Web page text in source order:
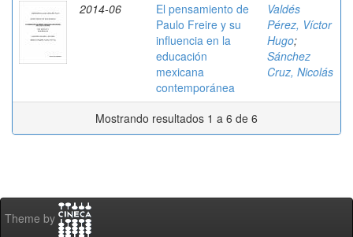
2014-06
El pensamiento de
Paulo Freire y su
influencia en la
educación
mexicana
contemporánea
Valdés
Pérez, Víctor
Hugo;
Sánchez
Cruz, Nicolás
Mostrando resultados 1 a 6 de 6
Theme by